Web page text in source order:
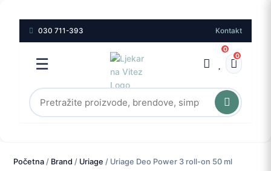
030 711-393 Kontakt
☰
0
0
Početna/ Brand / Uriage / Uriage Deo Power 3 roll-on 50 ml